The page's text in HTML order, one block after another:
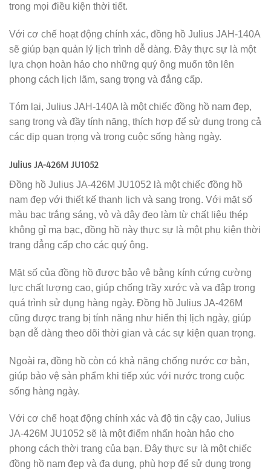
trong mọi điều kiện thời tiết.
Với cơ chế hoạt động chính xác, đồng hồ Julius JAH-140A
sẽ giúp bạn quản lý lịch trình dễ dàng. Đây thực sự là một
lựa chọn hoàn hảo cho những quý ông muốn tôn lên
phong cách lịch lãm, sang trọng và đẳng cấp.
Tóm lại, Julius JAH-140A là một chiếc đồng hồ nam đẹp,
sang trọng và đầy tính năng, thích hợp để sử dụng trong cả
các dịp quan trọng và trong cuộc sống hàng ngày.
Julius JA-426M JU1052
Đồng hồ Julius JA-426M JU1052 là một chiếc đồng hồ
nam đẹp với thiết kế thanh lịch và sang trọng. Với mặt số
màu bạc trắng sáng, vỏ và dây đeo làm từ chất liệu thép
không gỉ mạ bạc, đồng hồ này thực sự là một phụ kiện thời
trang đẳng cấp cho các quý ông.
Mặt số của đồng hồ được bảo vệ bằng kính cứng cường
lực chất lượng cao, giúp chống trầy xước và va đập trong
quá trình sử dụng hàng ngày. Đồng hồ Julius JA-426M
cũng được trang bị tính năng như hiển thị lịch ngày, giúp
bạn dễ dàng theo dõi thời gian và các sự kiện quan trọng.
Ngoài ra, đồng hồ còn có khả năng chống nước cơ bản,
giúp bảo vệ sản phẩm khi tiếp xúc với nước trong cuộc
sống hàng ngày.
Với cơ chế hoạt động chính xác và độ tin cậy cao, Julius
JA-426M JU1052 sẽ là một điểm nhấn hoàn hảo cho
phong cách thời trang của bạn. Đây thực sự là một chiếc
đồng hồ nam đẹp và đa dụng, phù hợp để sử dụng trong